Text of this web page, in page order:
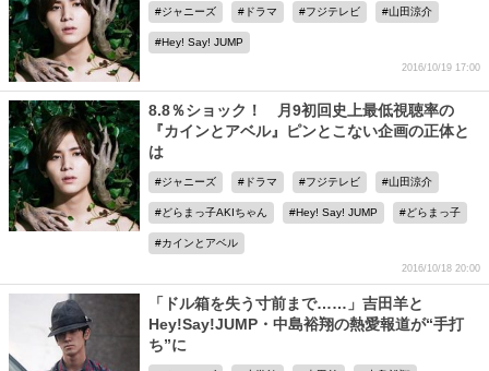
ジャニーズ ドラマ フジテレビ 山田涼介
Hey! Say! JUMP
2016/10/19 17:00
8.8％ショック！ 月9初回史上最低視聴率の
『カインとアベル』ピンとこない企画の正体と
は
ジャニーズ ドラマ フジテレビ 山田涼介
どらまっ子AKIちゃん Hey! Say! JUMP どらまっ子
カインとアベル
2016/10/18 20:00
「ドル箱を失う寸前まで……」吉田羊と
Hey!Say!JUMP・中島裕翔の熱愛報道が“手打
ち”に